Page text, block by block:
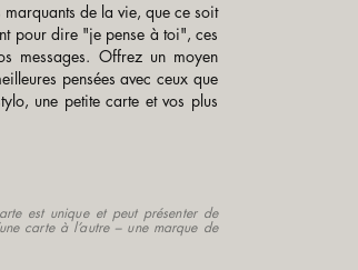
marquants de la vie, que ce soit
pour dire "je pense à toi", ces
messages. Offrez un moyen
pensées avec ceux que
une petite carte et vos plus
est unique et peut présenter de
carte à l’autre – une marque de